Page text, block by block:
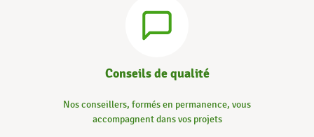
Conseils de qualité
Nos conseillers, formés en permanence, vous
accompagnent dans vos projets